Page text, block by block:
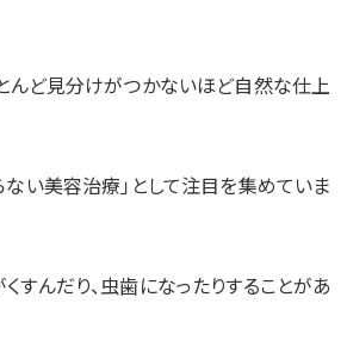
んど見分けがつかないほど自然な仕上
い美容治療」として注目を集めていま
んだり、虫歯になったりすることがあ